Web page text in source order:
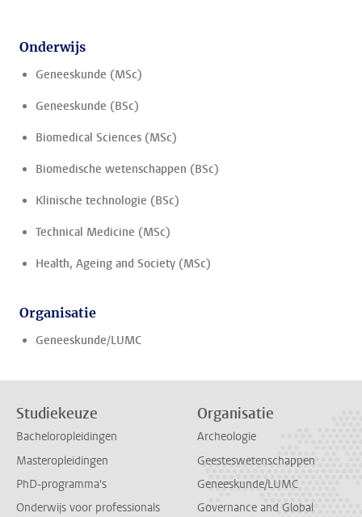
Onderwijs
Geneeskunde (MSc)
Geneeskunde (BSc)
Biomedical Sciences (MSc)
Biomedische wetenschappen (BSc)
Klinische technologie (BSc)
Technical Medicine (MSc)
Health, Ageing and Society (MSc)
Organisatie
Geneeskunde/LUMC
Studiekeuze
Bacheloropleidingen
Masteropleidingen
PhD-programma's
Onderwijs voor professionals
Organisatie
Archeologie
Geesteswetenschappen
Geneeskunde/LUMC
Governance and Global